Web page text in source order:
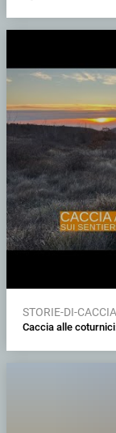
STORIE-DI-CACCIA
Caccia alle